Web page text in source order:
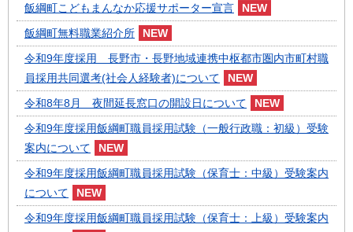
飯綱町こどもまんなか応援サポーター宣言
飯綱町無料職業紹介所
令和9年度採用 長野市・長野地域連携中枢都市圏内市町村職
員採用共同選考(社会人経験者)について
令和8年8月 夜間延長窓口の開設日について
令和9年度採用飯綱町職員採用試験（一般行政職：初級）受験
案内について
令和9年度採用飯綱町職員採用試験（保育士：中級）受験案内
について
令和9年度採用飯綱町職員採用試験（保育士：上級）受験案内